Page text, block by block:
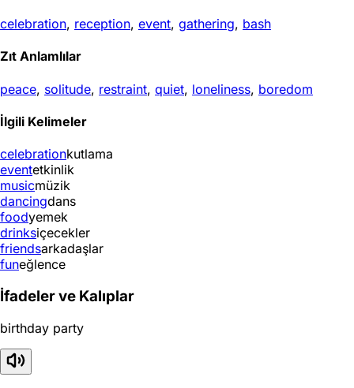
celebration, reception, event, gathering, bash
Zıt Anlamlılar
peace, solitude, restraint, quiet, loneliness, boredom
İlgili Kelimeler
celebrationkutlama
eventetkinlik
musicmüzik
dancingdans
foodyemek
drinksiçecekler
friendsarkadaşlar
funeğlence
İfadeler ve Kalıplar
birthday party